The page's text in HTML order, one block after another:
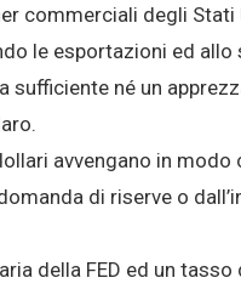
commerciali degli Stati
le esportazioni ed
sufficiente né un
avvengano in modo
di riserve o
della FED ed un